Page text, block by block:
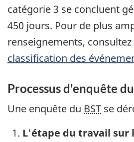
catégorie 3 se concluent
450 jours. Pour de plus
renseignements, consultez
classification des
Processus d'enquête
Une enquête du BST se
L'étape du travail sur